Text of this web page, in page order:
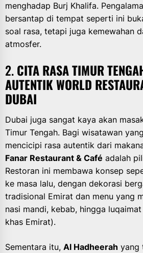
menghadap Burj Khalifa.
bersantap di tempat seperti ini
soal rasa, tetapi juga kemewahan
atmosfer.
2.CITA RASA TIMUR
AUTENTIK WORLD
DUBAI
Dubai juga sangat kaya akan
Timur Tengah. Bagi wisatawan
mencicipi rasa autentik dari
Fanar Restaurant & Café adalah
Restoran ini membawa konsep
ke masa lalu, dengan dekorasi
tradisional Emirat dan menu yang
nasi mandi, kebab, hingga
khas Emirat).
Sementara itu, Al Hadheerah yang